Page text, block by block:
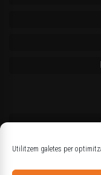
Utilitzem galetes per